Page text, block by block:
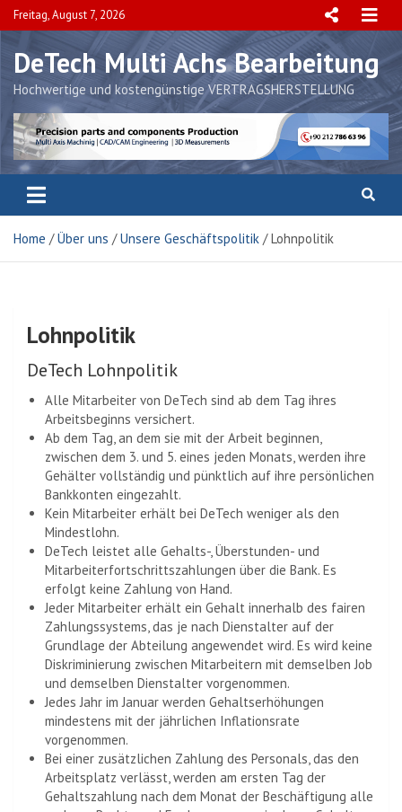
Skip
to
Freitag, August 7, 2026
DeTech Multi Achs Bearbeitung
Hochwertige und kostengünstige VERTRAGSHERSTELLUNG
Home Über uns Unsere Geschäftspolitik Lohnpolitik
Lohnpolitik
DeTech Lohnpolitik
Alle Mitarbeiter von DeTech sind ab dem Tag ihres
Arbeitsbeginns versichert.
Ab dem Tag, an dem sie mit der Arbeit beginnen,
zwischen dem 3. und 5. eines jeden Monats, werden ihre
Gehälter vollständig und pünktlich auf ihre persönlichen
Bankkonten eingezahlt.
Kein Mitarbeiter erhält bei DeTech weniger als den
Mindestlohn.
DeTech leistet alle Gehalts-, Überstunden- und
Mitarbeiterfortschrittszahlungen über die Bank. Es
erfolgt keine Zahlung von Hand.
Jeder Mitarbeiter erhält ein Gehalt innerhalb des fairen
Zahlungssystems, das je nach Dienstalter auf der
Grundlage der Abteilung angewendet wird. Es wird keine
Diskriminierung zwischen Mitarbeitern mit demselben Job
und demselben Dienstalter vorgenommen.
Jedes Jahr im Januar werden Gehaltserhöhungen
mindestens mit der jährlichen Inflationsrate
vorgenommen.
Bei einer zusätzlichen Zahlung des Personals, das den
Arbeitsplatz verlässt, werden am ersten Tag der
Gehaltszahlung nach dem Monat der Beschäftigung alle